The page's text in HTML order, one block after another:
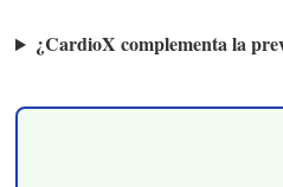
¿CardioX complementa la